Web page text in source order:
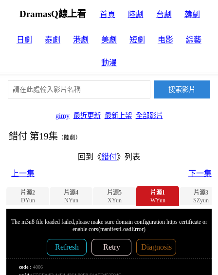
DramasQ線上看 首頁 陸劇 台劇 韓劇
日劇 泰劇 港劇 美劇 短劇 电影 綜藝
動漫
gimy 最近更新 最新上架 全部影片
錯付 第19集 （陸劇）
回到《錯付》列表
上一集
下一集
片源2
DYun
片源4
NYun
片源5
XYun
片源1
WYun
片源3
SZyun